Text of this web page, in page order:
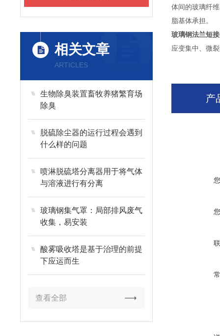
相关文章
ARTICLES
生物除臭装置畜牧养猪繁育场
除臭
脱硫除尘器的运行过程会遇到
什么样的问题
喷淋脱硫塔分离器用于将气体
与溶液进行有分离
玻璃钢集气罩：局部排风废气
收集，易安装
酸雾吸收塔是基于治理的前提
下应运而生
查看全部
体间的玻璃纤
脂基体承担。
玻璃钢法兰短接
应变集中、微
产